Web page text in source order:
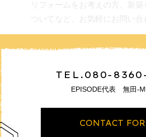
リフォームをお考えの方、新
ついてなど、お気軽にお問い合
TEL.080-
EPISODE代表 無田-
CONTACT